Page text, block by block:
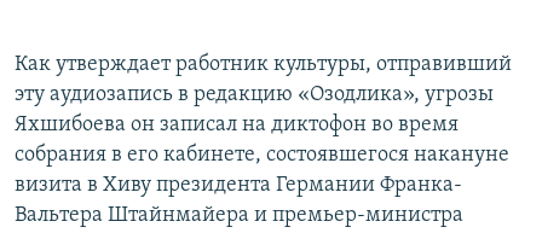
Как утверждает работник культуры, отправивший
эту аудиозапись в редакцию «Озодлика», угрозы
Яхшибоева он записал на диктофон во время
собрания в его кабинете, состоявшегося накануне
визита в Хиву президента Германии Франка-
Вальтера Штайнмайера и премьер-министра